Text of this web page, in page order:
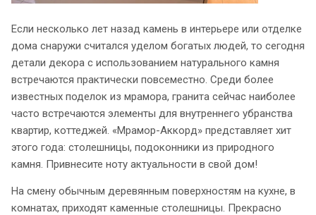
Если несколько лет назад камень в интерьере или отделке
дома снаружи считался уделом богатых людей, то сегодня
детали декора с использованием натурального камня
встречаются практически повсеместно. Среди более
известных поделок из мрамора, гранита сейчас наиболее
часто встречаются элементы для внутреннего убранства
квартир, коттеджей. «Мрамор-Аккорд» представляет хит
этого года: столешницы, подоконники из природного
камня. Привнесите ноту актуальности в свой дом!
На смену обычным деревянным поверхностям на кухне, в
комнатах, приходят каменные столешницы. Прекрасно